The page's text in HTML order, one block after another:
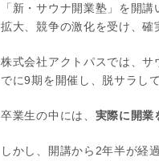
「新・サウナ開業塾」を開
拡大、競争の激化を受け、確
株式会社アクトパスでは、
でに9期を開催し、脱サラし
卒業生の中には、 実際に開業
しかし、開講から2年半が経